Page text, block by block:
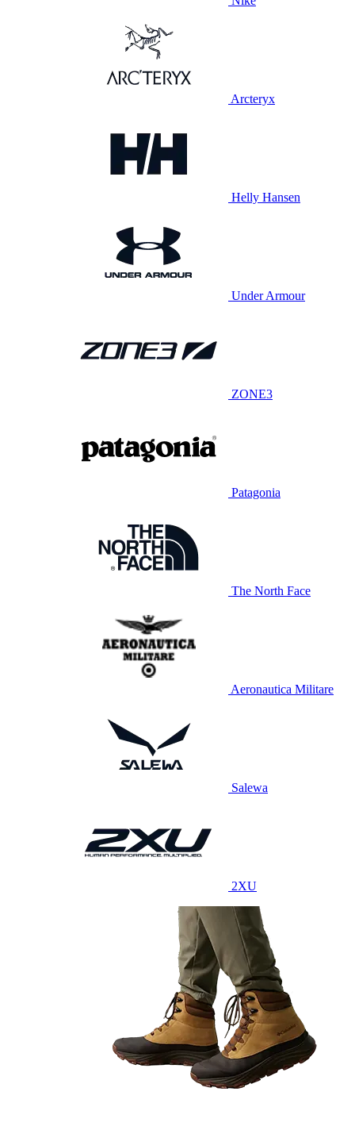
Arcteryx
Helly Hansen
Under Armour
ZONE3
Patagonia
The North Face
Aeronautica Militare
Salewa
2XU